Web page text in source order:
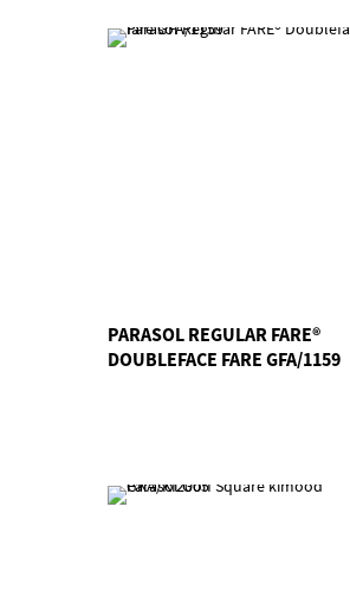
PARASOL REGULAR FARE®
DOUBLEFACE FARE GFA/1159